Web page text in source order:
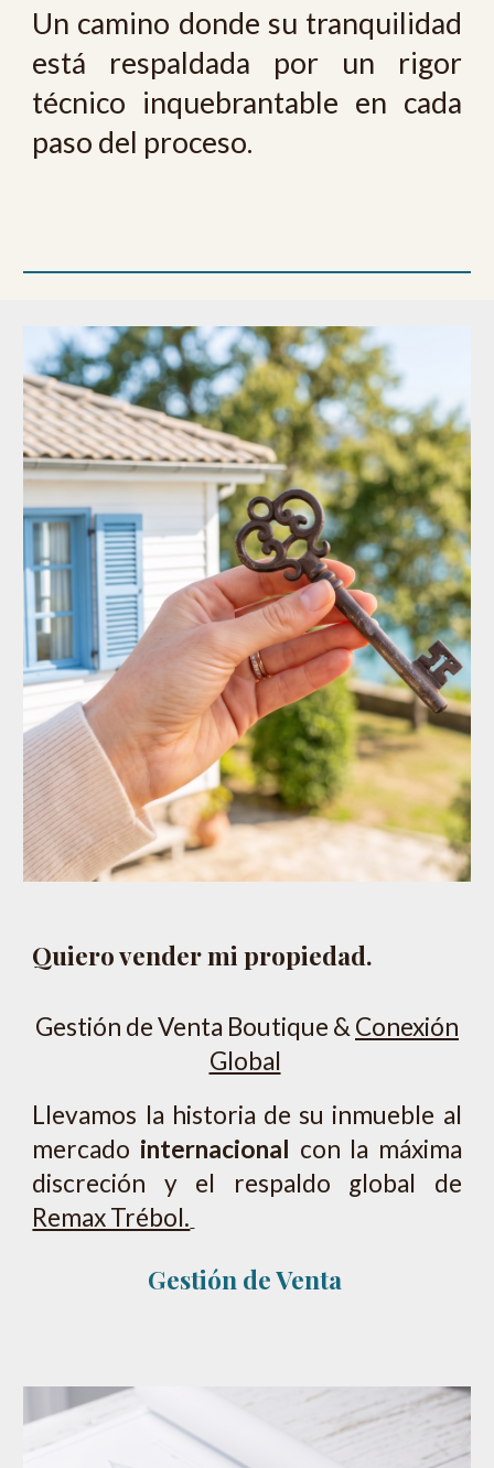
Un camino donde su tranquilidad
está respaldada por un rigor
técnico inquebrantable en cada
paso del proceso.
Quiero vender mi propiedad.
Gestión de Venta Boutique & Conexión
Global
Llevamos la historia de su inmueble al
mercado internacional con la máxima
discreción y el respaldo global de
Remax Trébol.
Gestión de Venta